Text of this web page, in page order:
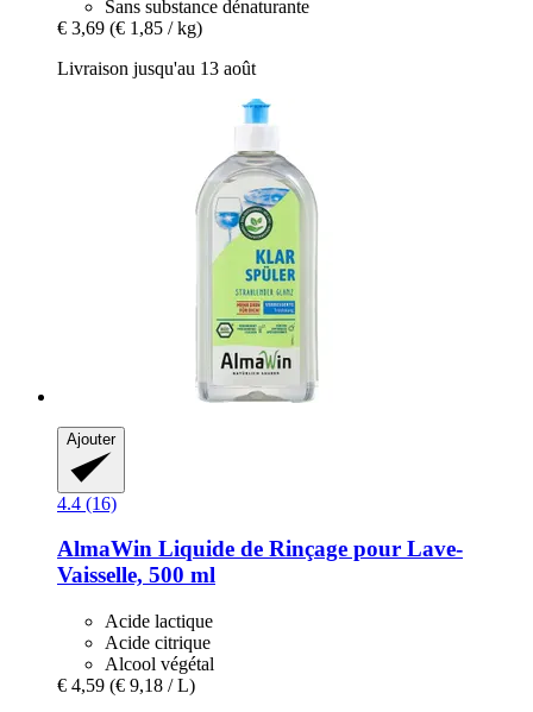
Sans substance dénaturante
€ 3,69 (€ 1,85 / kg)
Livraison jusqu'au 13 août
Ajouter
4.4 (16)
AlmaWin Liquide de Rinçage pour Lave-​
Vaisselle, 500 ml
Acide lactique
Acide citrique
Alcool végétal
€ 4,59 (€ 9,18 / L)